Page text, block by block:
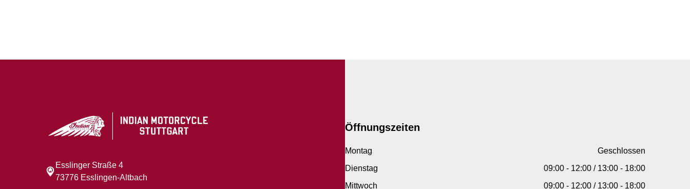
Esslinger Straße 4
73776 Esslingen-Altbach
Öffnungszeiten
Montag
Geschlossen
Dienstag
09:00 - 12:00 / 13:00 - 18:00
Mittwoch
09:00 - 12:00 / 13:00 - 18:00